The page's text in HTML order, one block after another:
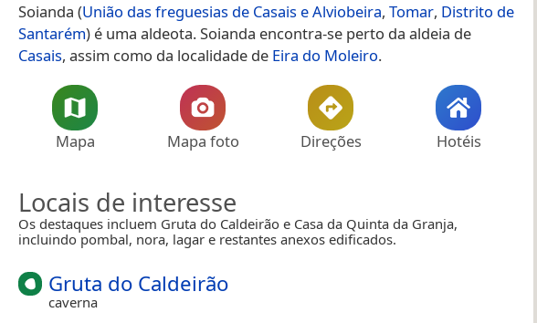
Soianda (União das freguesias de Casais e Alviobeira, Tomar, Distrito de
Santarém) é uma aldeota. Soianda encontra-se perto da aldeia de
Casais, assim como da localidade de Eira do Moleiro.
Mapa Mapa foto Direções Hotéis
Locais de interesse
Os destaques incluem Gruta do Caldeirão e Casa da Quinta da Granja,
incluindo pombal, nora, lagar e restantes anexos edificados.
Gruta do Caldeirão
caverna